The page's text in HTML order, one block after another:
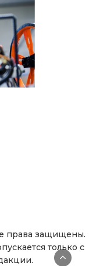
права защищены.
только с